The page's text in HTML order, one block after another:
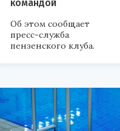
командой
Об этом сообщает
пресс-служба
пензенского клуба.